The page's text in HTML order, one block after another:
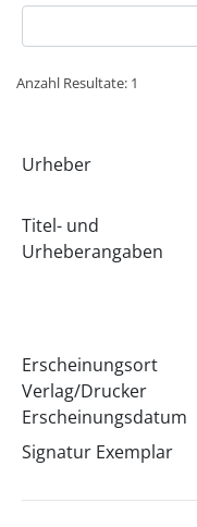
Anzahl Resultate: 1
Urheber
Titel- und
Urheberangaben
Erscheinungsort
Verlag/Drucker
Erscheinungsdatum
Signatur Exemplar